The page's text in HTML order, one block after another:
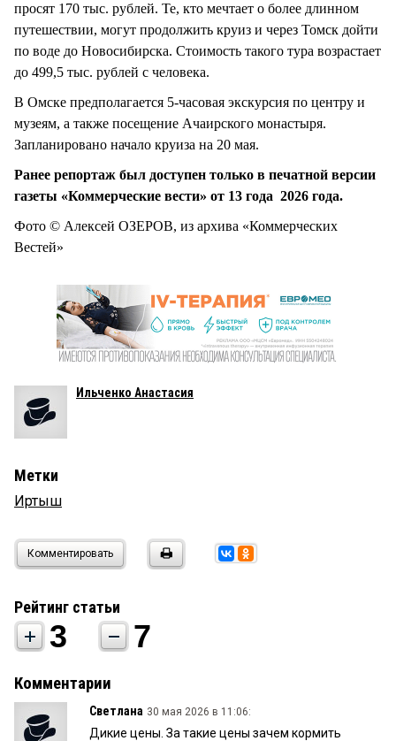
просят 170 тыс. рублей. Те, кто мечтает о более длинном
путешествии, могут продолжить круиз и через Томск дойти
по воде до Новосибирска. Стоимость такого тура возрастает
до 499,5 тыс. рублей с человека.
В Омске предполагается 5-часовая экскурсия по центру и
музеям, а также посещение Ачаирского монастыря.
Запланировано начало круиза на 20 мая.
Ранее репортаж был доступен только в печатной версии
газеты «Коммерческие вести» от 13 года 2026 года.
Фото © Алексей ОЗЕРОВ, из архива «Коммерческих
Вестей»
Ильченко Анастасия
Метки
Иртыш
Комментировать
Рейтинг статьи
3 7
Комментарии
Светлана 30 мая 2026 в 11:06:
Дикие цены. За такие цены зачем кормить